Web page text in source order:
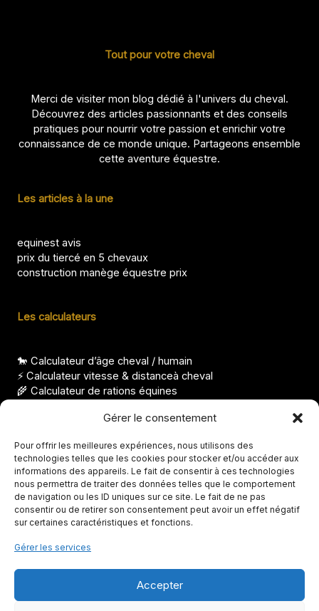
Gérer le consentement
Pour offrir les meilleures expériences, nous utilisons des
technologies telles que les cookies pour stocker et/ou accéder aux
informations des appareils. Le fait de consentir à ces technologies
nous permettra de traiter des données telles que le comportement
de navigation ou les ID uniques sur ce site. Le fait de ne pas
consentir ou de retirer son consentement peut avoir un effet négatif
sur certaines caractéristiques et fonctions.
Gérer les services
Accepter
Tout pour votre cheval
Merci de visiter mon blog dédié à l'univers du cheval.
Découvrez des articles passionnants et des conseils
pratiques pour nourrir votre passion et enrichir votre
connaissance de ce monde unique. Partageons ensemble
cette aventure équestre.
Les articles à la une
equinest avis
prix du tiercé en 5 chevaux
construction manège équestre prix
Les calculateurs
🐎 Calculateur d’âge cheval / humain
⚡ Calculateur vitesse & distanceà cheval
🌾 Calculateur de rations équines
Nom de cheval femelle, idées élégantes et originales
Races de chevaux indiens, origines et particularités
FS taille, à quoi correspond cette mesure ?
Température de la jument avant le poulinage, seuils clés
Avis Abrichevaux, que vaut cette solution ?
Copyright © 2026 Tout pour votre cheval